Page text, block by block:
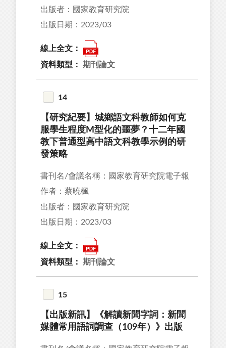
出版者：國家教育研究院
出版日期：2023/03
線上全文：
資料類型： 期刊論文
14
【研究紀要】城鄉語文科教師如何克
服學生程度M型化的噩夢？十二年國
教下普通型高中語文科教學示例的研
發策略
書刊名/會議名稱：國家教育研究院電子報
作者：蔡曉楓
出版者：國家教育研究院
出版日期：2023/03
線上全文：
資料類型： 期刊論文
15
【出版新訊】《解讀新聞字詞：新聞
媒體常用語詞調查（109年）》出版